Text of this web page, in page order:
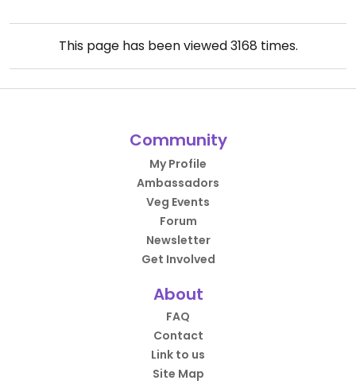
This page has been viewed3168 times.
Community
My Profile
Ambassadors
Veg Events
Forum
Newsletter
Get Involved
About
FAQ
Contact
Link to us
Site Map